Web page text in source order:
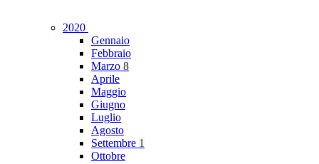
2020
Gennaio
Febbraio
Marzo 8
Aprile
Maggio
Giugno
Luglio
Agosto
Settembre 1
Ottobre